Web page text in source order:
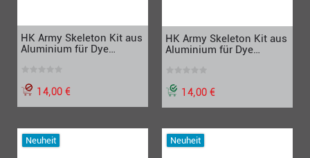
HK Army Skeleton Kit aus
Aluminium für Dye
14,00 €
HK Army Skeleton Kit aus
Aluminium für Dye
14,00 €
Neuheit Neuheit